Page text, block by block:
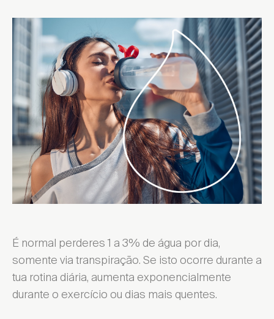
Encontrar local de venda
Encontrar local de venda
É normal perderes 1 a 3% de água por dia,
somente via transpiração. Se isto ocorre durante a
tua rotina diária, aumenta exponencialmente
durante o exercício ou dias mais quentes.